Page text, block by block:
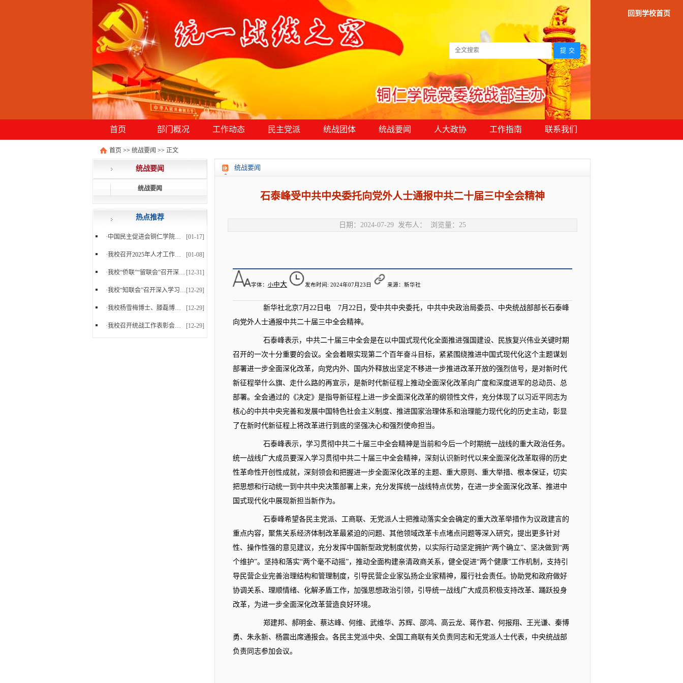
回到学校首页
首页 部门概况 工作动态 民主党派 统战团体 统战要闻 人大政协 工作指南 联系我们
首页 >> 统战要闻 >> 正文
统战要闻
统战要闻
热点推荐
[01-17]
·中国民主促进会铜仁学院支部委员会正式成立
[01-08]
·我校召开2025年人才工作暨党外知识分子台属归侨侨...
[12-31]
·我校“侨联”“留联会”召开深入学习党的二十届四...
[12-29]
·我校“知联会”召开深入学习党的二十届四中全会精...
[12-29]
·我校杨雪梅博士、滕磊博士参加中国民主促进会贵州...
[12-29]
·我校召开统战工作表彰会暨2025年下半年统战工作会...
统战要闻
石泰峰受中共中央委托向党外人士通报中共二十届三中全会精神
日期：2024-07-29 发布人： 浏览量： 25
字体： 小中大 发布时间 : 2024年07月23日 来源： 新华社
新华社北京7月22日电 7月22日，受中共中央委托，中共中央政治局委员、中央统战部部长石泰峰
向党外人士通报中共二十届三中全会精神。
石泰峰表示，中共二十届三中全会是在以中国式现代化全面推进强国建设、民族复兴伟业关键时期
召开的一次十分重要的会议。全会着眼实现第二个百年奋斗目标，紧紧围绕推进中国式现代化这个主题谋划
部署进一步全面深化改革，向党内外、国内外释放出坚定不移进一步推进改革开放的强烈信号，是对新时代
新征程举什么旗、走什么路的再宣示，是新时代新征程上推动全面深化改革向广度和深度进军的总动员、总
部署。全会通过的《决定》是指导新征程上进一步全面深化改革的纲领性文件，充分体现了以习近平同志为
核心的中共中央完善和发展中国特色社会主义制度、推进国家治理体系和治理能力现代化的历史主动，彰显
了在新时代新征程上将改革进行到底的坚强决心和强烈使命担当。
石泰峰表示，学习贯彻中共二十届三中全会精神是当前和今后一个时期统一战线的重大政治任务。
统一战线广大成员要深入学习贯彻中共二十届三中全会精神，深刻认识新时代以来全面深化改革取得的历史
性革命性开创性成就，深刻领会和把握进一步全面深化改革的主题、重大原则、重大举措、根本保证，切实
把思想和行动统一到中共中央决策部署上来，充分发挥统一战线特点优势，在进一步全面深化改革、推进中
国式现代化中展现新担当新作为。
石泰峰希望各民主党派、工商联、无党派人士把推动落实全会确定的重大改革举措作为议政建言的
重点内容，聚焦关系经济体制改革最紧迫的问题、其他领域改革卡点堵点问题等深入研究，提出更多针对
性、操作性强的意见建议，充分发挥中国新型政党制度优势，以实际行动坚定拥护“两个确立”、坚决做到“两
个维护”。坚持和落实“两个毫不动摇”，推动全面构建亲清政商关系，健全促进“两个健康”工作机制，支持引
导民营企业完善治理结构和管理制度，引导民营企业家弘扬企业家精神，履行社会责任。协助党和政府做好
协调关系、理顺情绪、化解矛盾工作，加强思想政治引领，引导统一战线广大成员积极支持改革、踊跃投身
改革，为进一步全面深化改革营造良好环境。
郑建邦、郝明金、蔡达峰、何维、武维华、苏辉、邵鸿、高云龙、蒋作君、何报翔、王光谦、秦博
勇、朱永新、杨震出席通报会。各民主党派中央、全国工商联有关负责同志和无党派人士代表，中央统战部
负责同志参加会议。